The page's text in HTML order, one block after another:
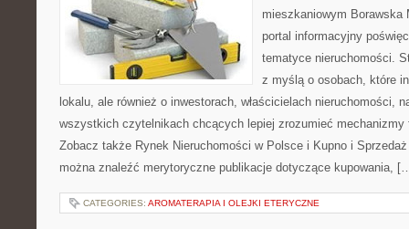
mieszkaniowym Borawska
portal informacyjny
tematyce nieruchomości.
z myślą o osobach, które
lokalu, ale również o inwestorach, właścicielach nieruchomości,
wszystkich czytelnikach chcących lepiej zrozumieć mechanizmy
Zobacz także Rynek Nieruchomości w Polsce i Kupno i
można znaleźć merytoryczne publikacje dotyczące kupowania,
CATEGORIES: AROMATERAPIA I OLEJKI ETERYCZNE